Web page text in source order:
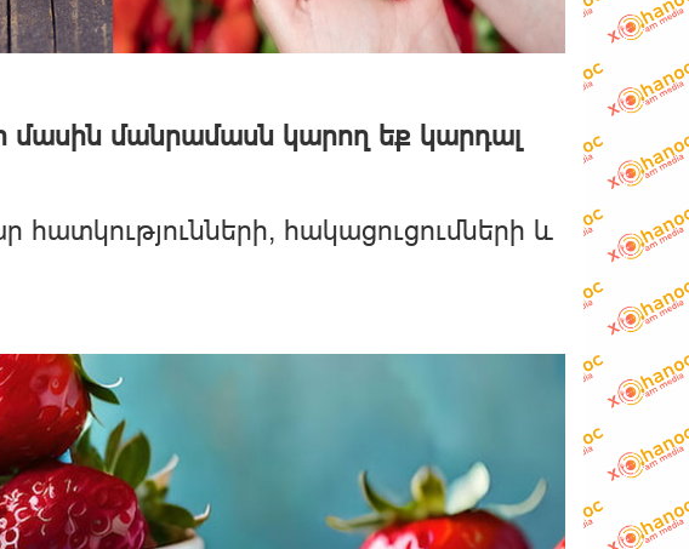
մասին մանրամասն կարող եք կարդալ
հակացուցումների և